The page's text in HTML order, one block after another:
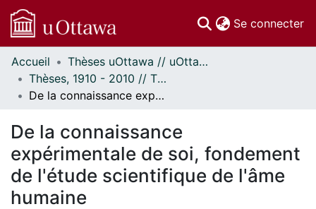
Se connecter
Communautés
et collections
Parcourir
À propos
Accueil
Thèses uOttawa // uOttawa Theses
Thèses, 1910 - 2010 // Theses, 1910 - 2010
De la connaissance expérimentale de soi, fondement de l'étude scientifique de l'âme humaine
De la connaissance
expérimentale de soi, fondement
de l'étude scientifique de l'âme
humaine